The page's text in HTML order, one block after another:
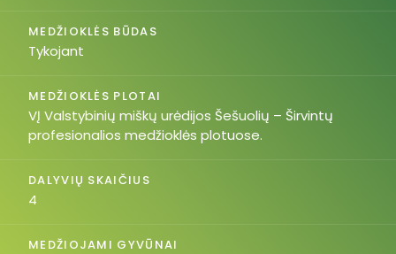
MEDŽIOKLĖS BŪDAS
Tykojant
MEDŽIOKLĖS PLOTAI
VĮ Valstybinių miškų urėdijos Šešuolių – Širvintų
profesionalios medžioklės plotuose.
DALYVIŲ SKAIČIUS
4
MEDŽIOJAMI GYVŪNAI